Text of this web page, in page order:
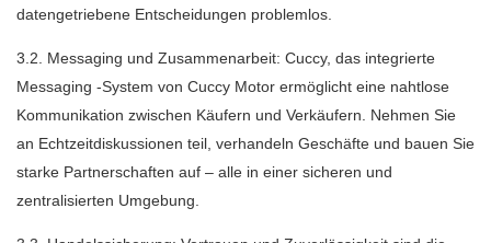
datengetriebene Entscheidungen problemlos.
3.2. Messaging und Zusammenarbeit: Cuccy, das integrierte
Messaging -System von Cuccy Motor ermöglicht eine nahtlose
Kommunikation zwischen Käufern und Verkäufern. Nehmen Sie
an Echtzeitdiskussionen teil, verhandeln Geschäfte und bauen Sie
starke Partnerschaften auf – alle in einer sicheren und
zentralisierten Umgebung.